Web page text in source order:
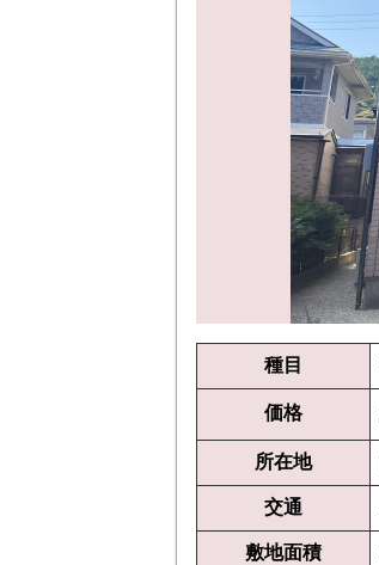
種目
価格
所在地
交通
敷地面積